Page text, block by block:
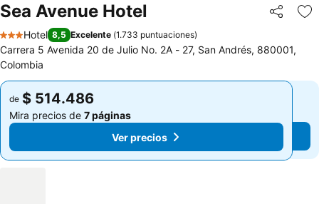
Sea Avenue Hotel Compartir
3 Estrellas
Hotel 8,5 Excelente (1.733 puntuaciones)
Carrera 5 Avenida 20 de Julio No. 2A - 27, San Andrés, 880001,
Colombia
de $ 514.486
Mira precios de 7 páginas
Ver precios
de $ 514.486
Mira precios de 7 páginas
Ver precios